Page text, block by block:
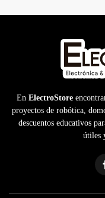
En ElectroStore
proyectos de robótica,
descuentos educativos
útiles